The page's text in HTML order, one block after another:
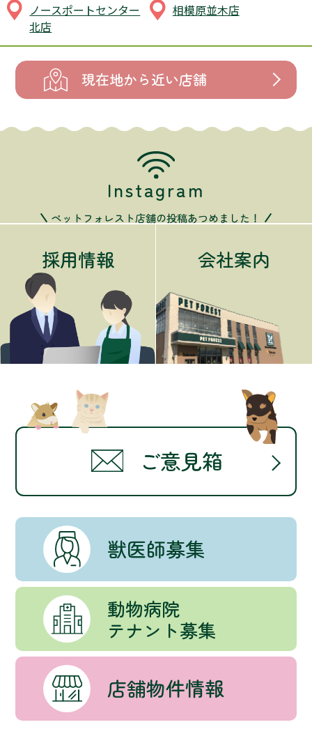
ノースポートセンター
北店
相模原並木店
現在地から近い店舗
Instagram
ペットフォレスト店舗の投稿あつめました！
採用情報 会社案内
ご意見箱
獣医師募集
動物病院
テナント募集
店舗物件情報